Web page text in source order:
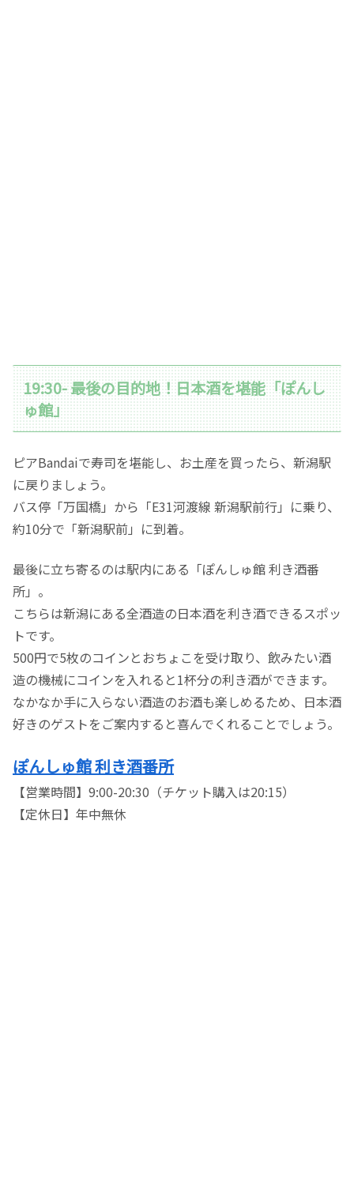
19:30- 最後の目的地！日本酒を堪能「ぽんし
ゅ館」
ピアBandaiで寿司を堪能し、お土産を買ったら、新潟駅
に戻りましょう。
バス停「万国橋」から「E31河渡線 新潟駅前行」に乗り、
約10分で「新潟駅前」に到着。
最後に立ち寄るのは駅内にある「ぽんしゅ館 利き酒番
所」。
こちらは新潟にある全酒造の日本酒を利き酒できるスポッ
トです。
500円で5枚のコインとおちょこを受け取り、飲みたい酒
造の機械にコインを入れると1杯分の利き酒ができます。
なかなか手に入らない酒造のお酒も楽しめるため、日本酒
好きのゲストをご案内すると喜んでくれることでしょう。
ぽんしゅ館 利き酒番所
【営業時間】9:00-20:30（チケット購入は20:15）
【定休日】年中無休